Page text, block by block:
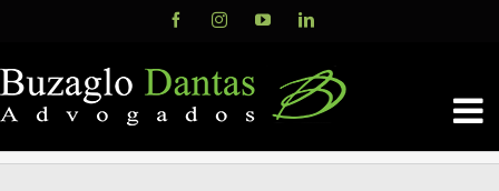
content
FacebookInstagramYouTubeLinkedIn